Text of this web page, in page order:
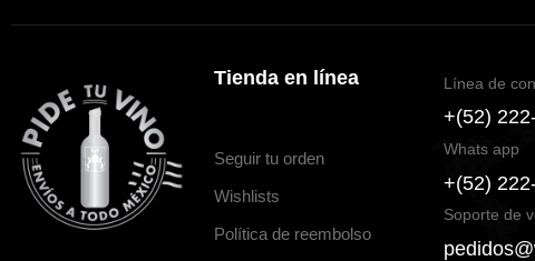
Tienda en línea
Seguir tu orden
Wishlists
Política de reembolso
Línea de
+(52)
Whats app
+(52)
Soporte de